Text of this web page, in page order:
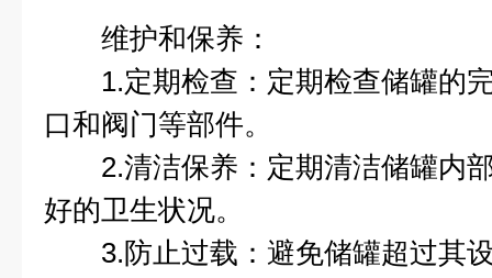
维护和保养：
1.定期检查：定期检查储罐的完
口和阀门等部件。
2.清洁保养：定期清洁储罐内部
好的卫生状况。
3.防止过载：避免储罐超过其设